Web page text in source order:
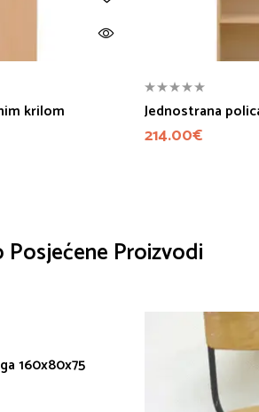
krilom Jednostrana
214.00€
Posjećene Proizvodi
160x80x75